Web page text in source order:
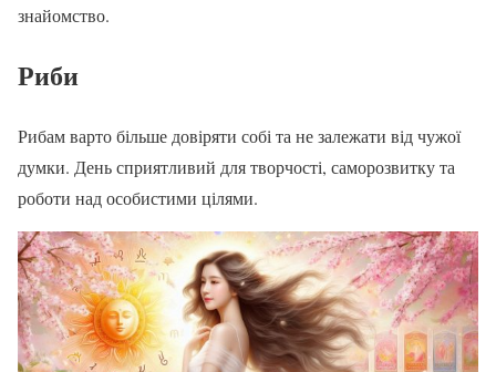
знайомство.
Риби
Рибам варто більше довіряти собі та не залежати від чужої
думки. День сприятливий для творчості, саморозвитку та
роботи над особистими цілями.